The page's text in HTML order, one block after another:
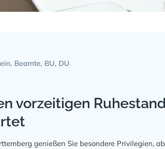
Beamte, BU, DU
vorzeitigen
genießen Sie besondere Privilegien,